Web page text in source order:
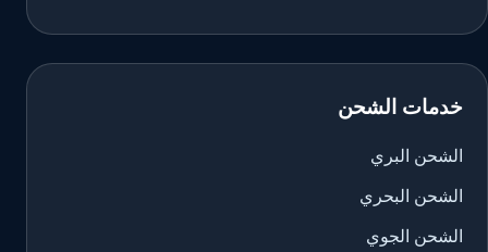
خدمات الشحن
الشحن البري
الشحن البحري
الشحن الجوي